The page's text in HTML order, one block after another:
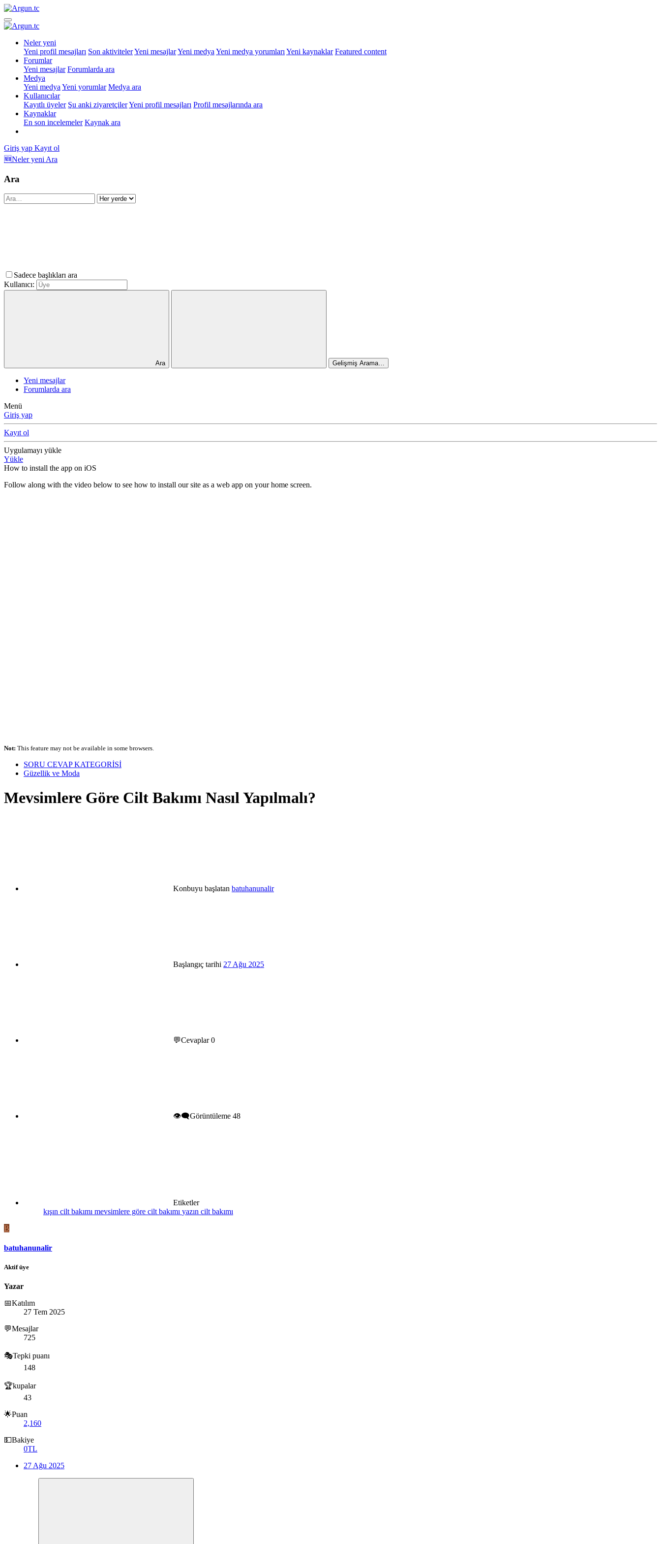
Neler yeni
Yeni profil mesajları Son aktivitelerYeni mesajlarYeni medya Yeni medya yorumları Yeni kaynaklar Featured content
Forumlar
Yeni mesajlar Forumlarda ara
Medya
Yeni medya Yeni yorumlar Medya ara
Kullanıcılar
Kayıtlı üyeler Şu anki ziyaretçilerYeni profil mesajları Profil mesajlarında ara
Kaynaklar
En son incelemeler Kaynak ara
Giriş yap Kayıt ol
🆕Neler yeni Ara
Ara
Sadece başlıkları ara
Kullanıcı:
Ara Gelişmiş Arama…
Yeni mesajlar
Forumlarda ara
Menü
Giriş yap
Kayıt ol
Uygulamayı yükle
Yükle
How to install the app on iOS
Follow along with the video below to see how to install our site as a web app on your home screen.
Not: This feature may not be available in some browsers.
SORU CEVAP KATEGORİSİ
Güzellik ve Moda
Mevsimlere Göre Cilt Bakımı Nasıl Yapılmalı?
Konbuyu başlatan batuhanunalir
Başlangıç tarihi 27 Ağu 2025
💬Cevaplar0
👁️‍🗨️Görüntüleme 48
Etiketler
kışın cilt bakımı mevsimlere göre cilt bakımı yazın cilt bakımı
B
batuhanunalir
Aktif üye
Yazar
📅Katılım
27 Tem 2025
💬Mesajlar
725
🎭Tepki puanı
148
🏆kupalar
43
🌟Puan
2,160
💵Bakiye
0TL
27 Ağu 2025